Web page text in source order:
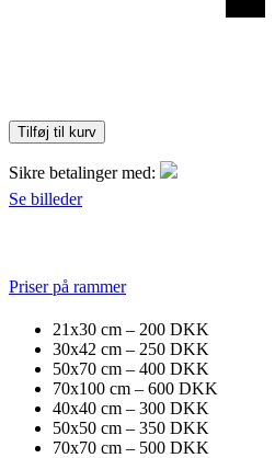
Tilføj til kurv
Sikre betalinger med:
Se billeder
Priser på rammer
21x30 cm – 200 DKK
30x42 cm – 250 DKK
50x70 cm – 400 DKK
70x100 cm – 600 DKK
40x40 cm – 300 DKK
50x50 cm – 350 DKK
70x70 cm – 500 DKK